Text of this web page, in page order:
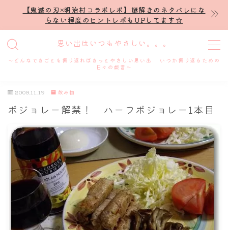
【鬼滅の刃×明治村コラボレポ】謎解きのネタバレにな
らない程度のヒントレポもUPしてます☆
思い出はいつもやさしい。。。
～どんなできごとも振り返ればきっとやさしい思い出 いつか振り返るための
日々の戯言～
MENU
プロフィール
謎解き
ホテル滞在記
舞台・ライブ
2009.11.19 飲み物
ボジョレー解禁！ ハーフボジョレー1本目